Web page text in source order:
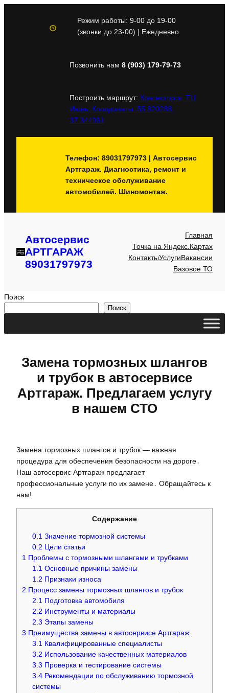
содержимому
Режим работы: 9-00до 19-00
(звонки до 23-00) | Ежедневно
Позвонить нам 8 (903) 179-79-73
Построить маршрут: Красногорск, ТЦ
Июнь, Координаты: 55.820288,
37.344961
Телефон: 89031797973 | Автосервис
Артгараж. Диагностика, ремонт и
техническое обслуживание
автомобилей. Шиномонтаж.
Автосервис
АРТГАРАЖ
89031797973
Главная
Точка на Яндекс.Картах
КонтактыУслугиВакансии
Базовое ТО
Поиск
Поиск
Замена тормозных шлангов
и трубок в автосервисе
Артгараж. Предлагаем услугу
в нашем СТО
Замена тормозных шлангов и трубок — важная
процедура для обеспечения безопасности на дороге․
Наш автосервис Артгараж предлагает
профессиональные услуги по их замене․ Обращайтесь к
нам!
Содержание
0.1 Значение тормозной системы
0.2 Цели статьи
1 Проблемы с тормозными шлангами и трубками
1.1 Основные причины замены
1.2 Признаки износа
2 Процесс замены тормозных шлангов и трубок
2.1 Подготовка автомобиля
2.2 Инструменты и материалы
2.3 Этапы замены
3 Преимущества замены в автосервисе Артгараж
3.1 Квалифицированные специалисты
3.2 Использование качественных материалов
3.3 Проверка и тестирование системы
3.4 Рекомендации по обслуживанию тормозной
системы